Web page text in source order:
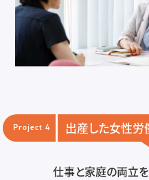
Project 4 出産した女性
仕事と家庭の両立